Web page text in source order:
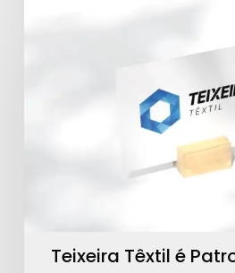
Teixeira Têxtil é